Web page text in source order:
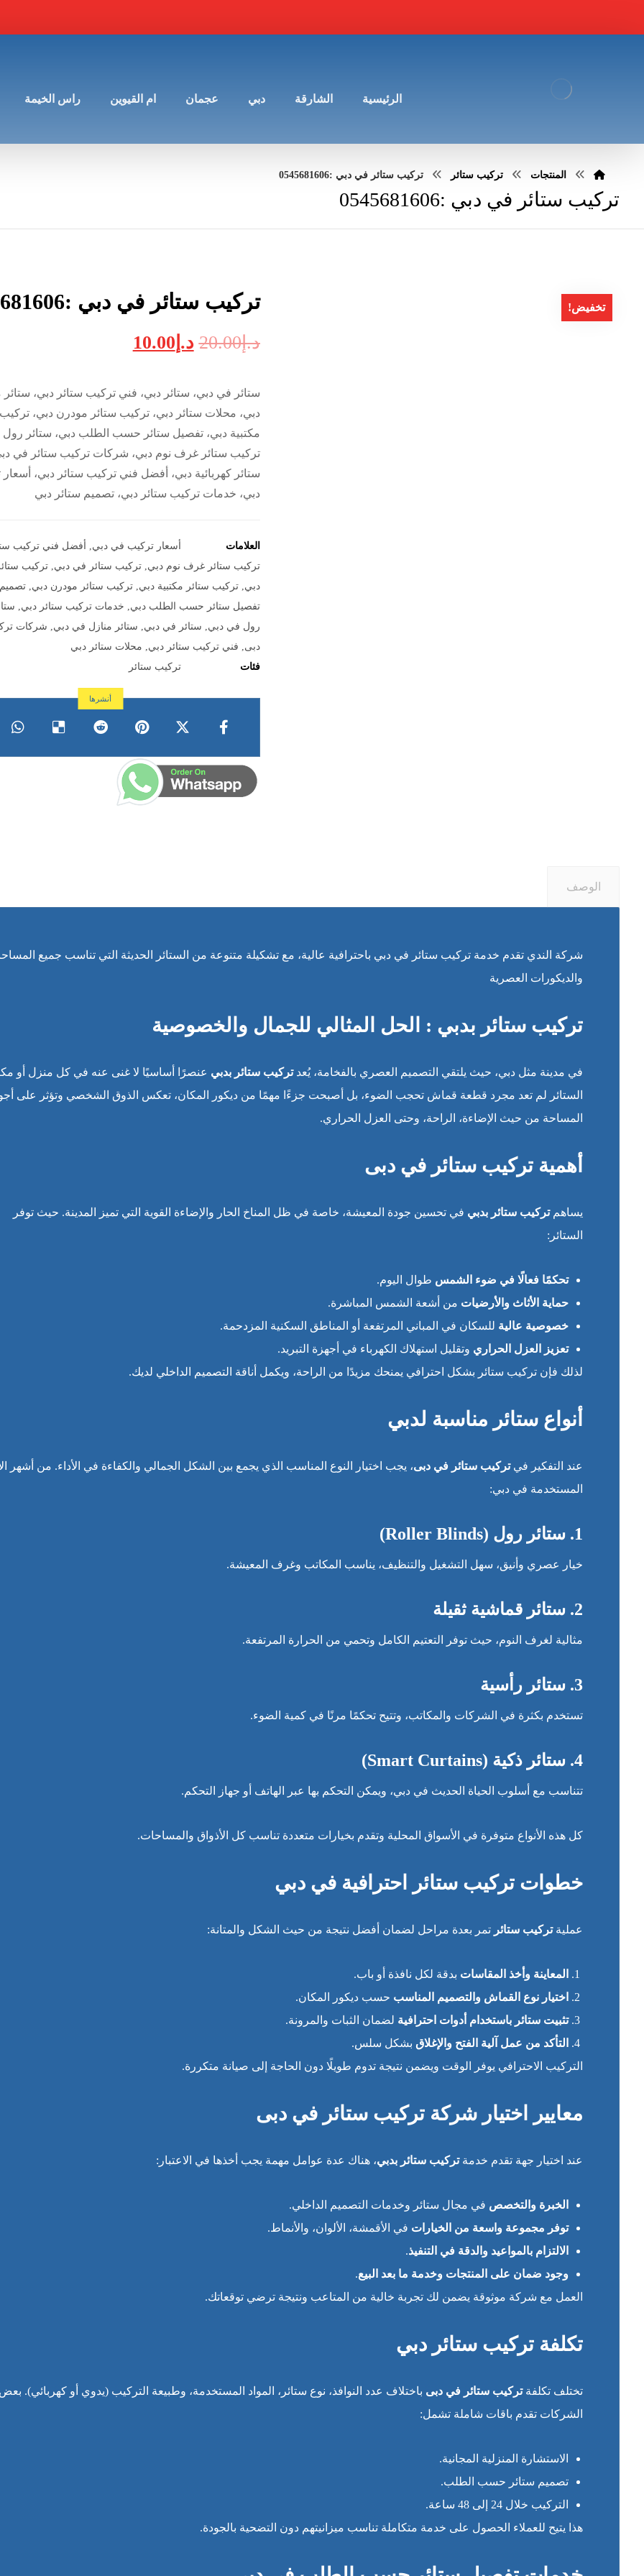
الرئيسية الشارقة دبي عجمان ام القيوين راس الخيمة
المنتجات تركيب ستائر تركيب ستائر في دبي :0545681606
تركيب ستائر في دبي :0545681606
تخفيض! تركيب ستائر في دبي :0545681606
د.إ20.00 د.إ 10.00
ستائر في دبي، ستائر دبي، فني تركيب ستائر دبي،
دبي، محلات ستائر دبي، تركيب ستائر مودرن دبي،
مكتبية دبي، تفصيل ستائر حسب الطلب دبي، ستائر
تركيب ستائر غرف نوم دبي، شركات تركيب ستائر في
ستائر كهربائية دبي، أفضل فني تركيب ستائر دبي،
دبي، خدمات تركيب ستائر دبي، تصميم ستائر دبي
العلامات أسعار تركيب في دبي
أفضل فني تركيب
تركيب ستائر غرف نوم دبي ,تركيب ستائر في دبي ,تركيب
دبي ,تركيب ستائر مكتبية دبي ,تركيب ستائر مودرن دبي ,
تفصيل ستائر حسب الطلب دبي
خدمات تركيب ستائر دبي
رول في دبي
ستائر في دبي ستائر منازل في دبي
شركات
دبى
فني تركيب ستائر دبي
محلات ستائر دبي
فئات
تركيب ستائر
الوصف
شركة الندي تقدم خدمة تركيب ستائر في دبي باحترافية عالية، مع تشكيلة متنوعة من الستائر الحديثة التي تناسب جميع
والديكورات العصرية
تركيب ستائر بدبي : الحل المثالي للجمال والخصوصية
في مدينة مثل دبي، حيث يلتقي التصميم العصري بالفخامة، يُعدتركيب ستائر بدبي عنصرًا أساسيًا لا غنى عنه في كل منزل أو
الستائر لم تعد مجرد قطعة قماش تحجب الضوء، بل أصبحت جزءًا مهمًا من ديكور المكان، تعكس الذوق الشخصي وتؤثر على
المساحة من حيث الإضاءة، الراحة، وحتى العزل الحراري.
أهمية تركيب ستائر في دبى
يساهمتركيب ستائر بدبي في تحسين جودة المعيشة، خاصة في ظل المناخ الحار والإضاءة القوية التي تميز المدينة. حيث توفر
الستائر:
تحكمًا فعالًا في ضوء الشمس طوال اليوم.
حماية الأثاث والأرضيات من أشعة الشمس المباشرة.
خصوصية عالية للسكان في المباني المرتفعة أو المناطق السكنية المزدحمة.
تعزيز العزل الحراري وتقليل استهلاك الكهرباء في أجهزة التبريد.
لذلك فإن تركيب ستائر بشكل احترافي يمنحك مزيدًا من الراحة، ويكمل أناقة التصميم الداخلي لديك.
أنواع ستائر مناسبة لدبي
عند التفكير فيتركيب ستائر في دبى، يجب اختيار النوع المناسب الذي يجمع بين الشكل الجمالي والكفاءة في الأداء. من أشهر
المستخدمة في دبي:
1. ستائر رول (Roller Blinds)
خيار عصري وأنيق، سهل التشغيل والتنظيف، يناسب المكاتب وغرف المعيشة.
2. ستائر قماشية ثقيلة
مثالية لغرف النوم، حيث توفر التعتيم الكامل وتحمي من الحرارة المرتفعة.
3. ستائر رأسية
تستخدم بكثرة في الشركات والمكاتب، وتتيح تحكمًا مرنًا في كمية الضوء.
4. ستائر ذكية (Smart Curtains)
تتناسب مع أسلوب الحياة الحديث في دبي، ويمكن التحكم بها عبر الهاتف أو جهاز التحكم.
كل هذه الأنواع متوفرة في الأسواق المحلية وتقدم بخيارات متعددة تناسب كل الأذواق والمساحات.
خطوات تركيب ستائر احترافية في دبي
عمليةتركيب ستائر تمر بعدة مراحل لضمان أفضل نتيجة من حيث الشكل والمتانة:
المعاينة وأخذ المقاسات بدقة لكل نافذة أو باب.
اختيار نوع القماش والتصميم المناسب حسب ديكور المكان.
تثبيت ستائر باستخدام أدوات احترافية لضمان الثبات والمرونة.
التأكد من عمل آلية الفتح والإغلاق بشكل سلس.
التركيب الاحترافي يوفر الوقت ويضمن نتيجة تدوم طويلًا دون الحاجة إلى صيانة متكررة.
معايير اختيار شركة تركيب ستائر في دبى
عند اختيار جهة تقدم خدمةتركيب ستائر بدبي، هناك عدة عوامل مهمة يجب أخذها في الاعتبار:
الخبرة والتخصص في مجال ستائر وخدمات التصميم الداخلي.
توفر مجموعة واسعة من الخيارات في الأقمشة، الألوان، والأنماط.
الالتزام بالمواعيد والدقة في التنفيذ.
وجود ضمان على المنتجات وخدمة ما بعد البيع.
العمل مع شركة موثوقة يضمن لك تجربة خالية من المتاعب ونتيجة ترضي توقعاتك.
تكلفة تركيب ستائر دبي
تختلف تكلفةتركيب ستائر في دبى باختلاف عدد النوافذ، نوع ستائر، المواد المستخدمة، وطبيعة التركيب (يدوي أو كهربائي).
الشركات تقدم باقات شاملة تشمل:
الاستشارة المنزلية المجانية.
تصميم ستائر حسب الطلب.
التركيب خلال 24 إلى 48 ساعة.
هذا يتيح للعملاء الحصول على خدمة متكاملة تناسب ميزانيتهم دون التضحية بالجودة.